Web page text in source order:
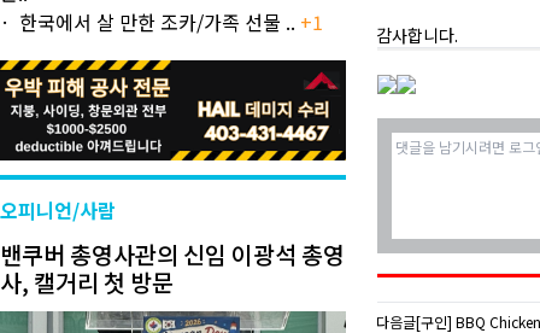
한국에서 살 만한 조카/가족 선물 .. +1
오피니언/사람
밴쿠버 총영사관의 신임 이광석 총영
사, 캘거리 첫 방문
감사합니다.
다음글[구인] BBQ